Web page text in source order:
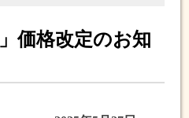
価格改定のお知